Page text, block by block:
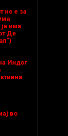
не е за
има
Де
Индог
во